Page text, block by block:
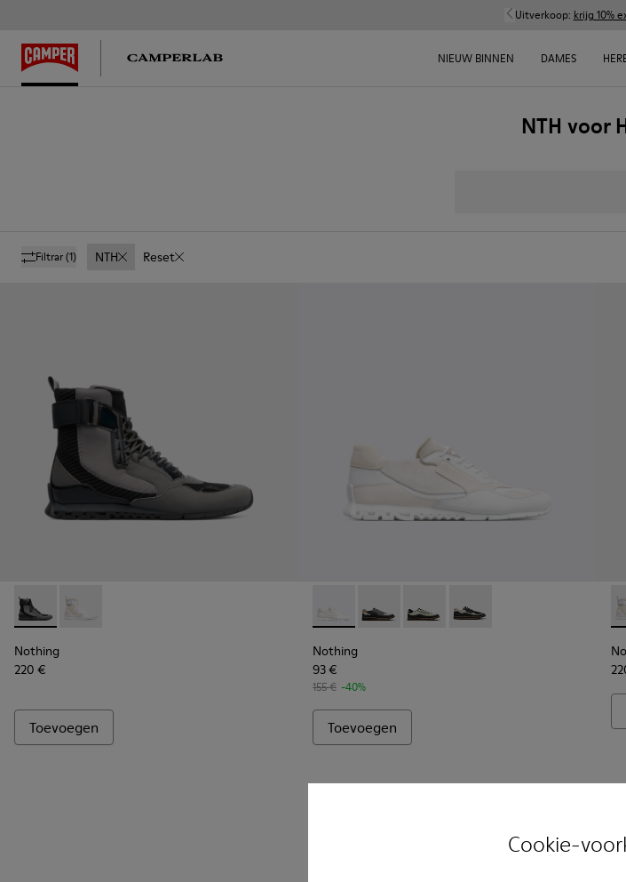
Cookie-
Uitverkoop: krijg 10%
NIEUW BINNEN DAMES
NTH voor
Filtrar(1) NTH Reset
Nothing - K300264-001 - Multicolor
Nothing - K300264-004 - Multicolor
Nothing
220 €
Toevoegen
Nothing - K100436-024 - Witte en crèmekleurige
Nothing - K100436-006Q
Nothing - K100436-001Q
Nothing - K100436-007Q
Nothing
93 €
155 € -40%
Toevoegen